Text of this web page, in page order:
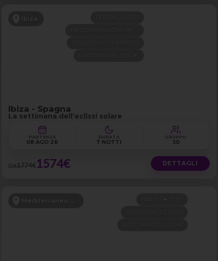
Ibiza
Ibiza - Spagna
La settimana dell’eclissi solare
PARTENZA
08 AGO 26
DURATA
7 NOTTI
GRUPPO
30
DA1774€1574€ DETTAGLI
Mediterraneo Occidentale
NAVE 5★ TOP